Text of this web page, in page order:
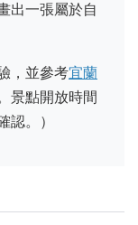
出一張屬於自
，並參考宜蘭
景點開放時間
。）